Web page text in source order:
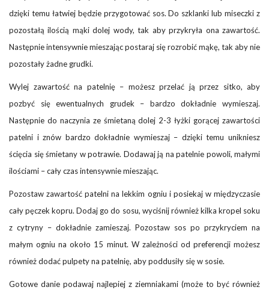
dzięki temu łatwiej będzie przygotować sos. Do szklanki lub miseczki z
pozostałą ilością mąki dolej wody, tak aby przykryła ona zawartość.
Następnie intensywnie mieszając postaraj się rozrobić mąkę, tak aby nie
pozostały żadne grudki.
Wylej zawartość na patelnię – możesz przelać ją przez sitko, aby
pozbyć się ewentualnych grudek – bardzo dokładnie wymieszaj.
Następnie do naczynia ze śmietaną dolej 2-3 łyżki gorącej zawartości
patelni i znów bardzo dokładnie wymieszaj – dzięki temu unikniesz
ścięcia się śmietany w potrawie. Dodawaj ją na patelnie powoli, małymi
ilościami – cały czas intensywnie mieszając.
Pozostaw zawartość patelni na lekkim ogniu i posiekaj w międzyczasie
cały pęczek kopru. Dodaj go do sosu, wyciśnij również kilka kropel soku
z cytryny – dokładnie zamieszaj. Pozostaw sos po przykryciem na
małym ogniu na około 15 minut. W zależności od preferencji możesz
również dodać pulpety na patelnię, aby poddusiły się w sosie.
Gotowe danie podawaj najlepiej z ziemniakami (może to być również